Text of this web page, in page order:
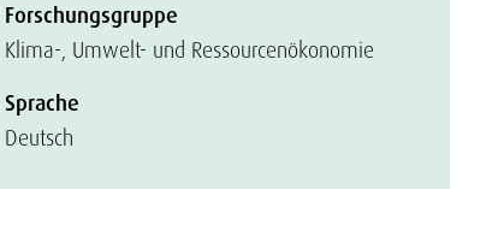
Forschungsgruppe
Klima-, Umwelt- und Ressourcenökonomie
Sprache
Deutsch